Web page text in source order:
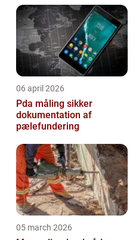
06 april 2026
Pda måling sikker
dokumentation af
pælefundering
05 march 2026